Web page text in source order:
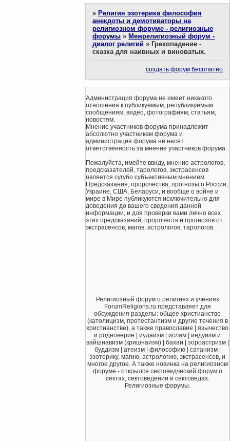
» Религия эзотерика философия
анекдоты и демотиваторы на
религиозном форуме - религиозные
форумы » Межрелигиозный форум -
диалог религий » Грехопадение -
сказка для наивных и виноватых.
создать форум бесплатно
Администрация форума не имеет никакого
отношения к публикуемым, републикуемым
сообщениям, видео, фотографиям, статьям,
новостям.
Мнение участников форума принадлежит
абсолютно участникам форума и
администрация форума не несет
ответственность за мнение участников форума.
Пожалуйста, имейте ввиду, мнение астрологов,
предсказателей, тарологов, экстрасенсов
является сугубо субъективным мнением.
Предсказания, пророчества, прогнозы о России,
Украине, США, Беларуси, и вообще о войне и
мире в Мире публикуются исключительно для
доведения до вашего сведения данной
информации, и для проверки вами лично всех
этих предсказаний, пророчеств и прогнозов от
экстрасенсов, магов, астрологов, тарологов.
Религиозный форум о религиях и учениях
ForumReligions.ru представляет для
обсуждения разделы: общее христианство
(католицизм, протестантизм и другие течения в
христианстве), а также православие | язычество
и родноверие | иудаизм | ислам | индуизм и
вайшнавизм (кришнаизм) | бахаи | зороастризм |
буддизм | атеизм | философию | сатанизм |
эзотерику, магию, астрологию, экстрасенсов, и
многое другое. А также новинка на религиозном
форуме - открылся сектоведческий форум о
сектах, сектоведении и сектоведах.
Религиозные форумы.